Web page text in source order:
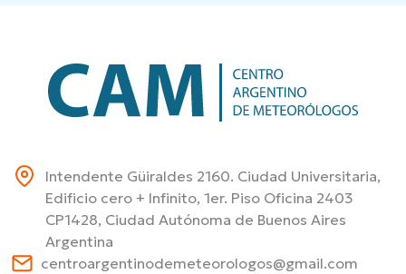
Intendente Güiraldes 2160. Ciudad Universitaria,
Edificio cero + Infinito, 1er. Piso Oficina 2403
CP1428, Ciudad Autónoma de Buenos Aires
Argentina
centroargentinodemeteorologos@gmail.com